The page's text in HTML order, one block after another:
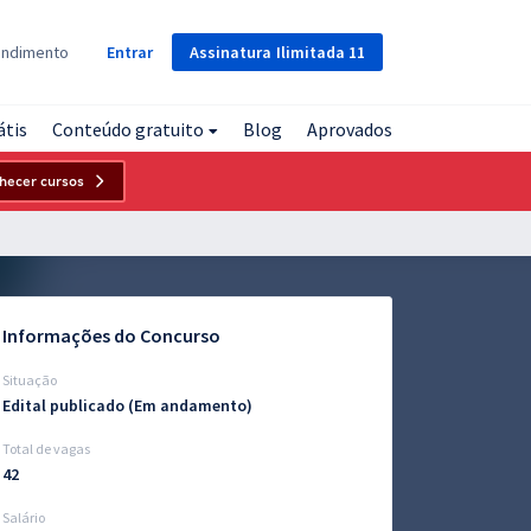
Assinatura Ilimitada 11
Entrar
Conteúdo gratuito Blog Aprovados
cursos
Informações do Concurso
Situação
Edital publicado (Em andamento)
Total de vagas
42
Salário